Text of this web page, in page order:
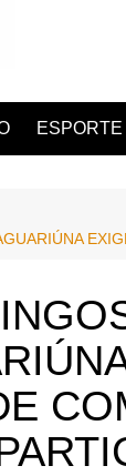
ESPORTE